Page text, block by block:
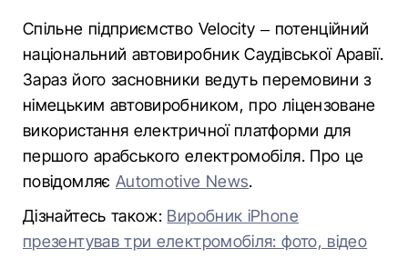
Спільне підприємство Velocity – потенційний
національний автовиробник Саудівської Аравії.
Зараз його засновники ведуть перемовини з
німецьким автовиробником, про ліцензоване
використання електричної платформи для
першого арабського електромобіля. Про це
повідомляє Automotive News.
Дізнайтесь також: Виробник iPhone
презентував три електромобіля: фото, відео